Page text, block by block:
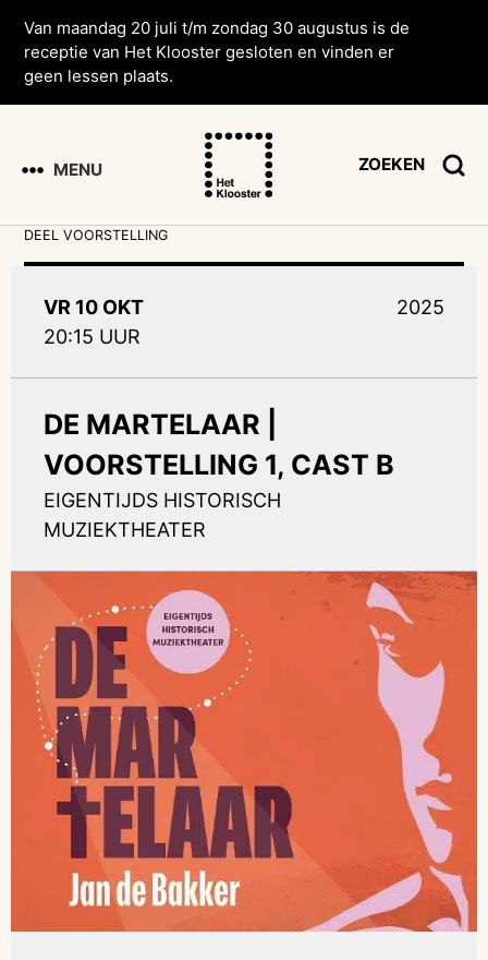
Van maandag 20 juli t/m zondag 30 augustus is de
receptie van Het Klooster gesloten en vinden er
geen lessen plaats.
MENU ZOEKEN
DEEL VOORSTELLING
VR 10 OKT
20:15 UUR
2025
DE MARTELAAR |
VOORSTELLING 1, CAST B
EIGENTIJDS HISTORISCH
MUZIEKTHEATER